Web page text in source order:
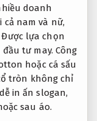
doanh
nam và nữ,
Được lựa chọn
tư may. Công
hoặc cá sấu
tròn không chỉ
in ấn slogan,
sau áo.